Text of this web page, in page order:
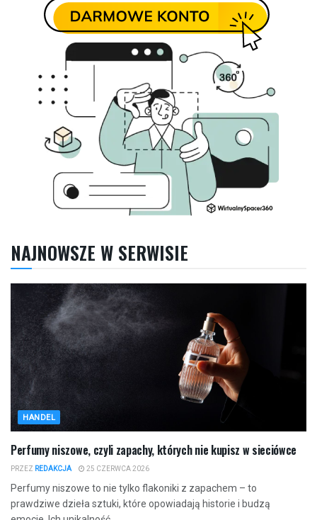
NAJNOWSZE W SERWISIE
HANDEL
Perfumy niszowe, czyli zapachy, których nie kupisz w sieciówce
PRZEZ REDAKCJA 25 CZERWCA 2026
Perfumy niszowe to nie tylko flakoniki z zapachem – to
prawdziwe dzieła sztuki, które opowiadają historie i budzą